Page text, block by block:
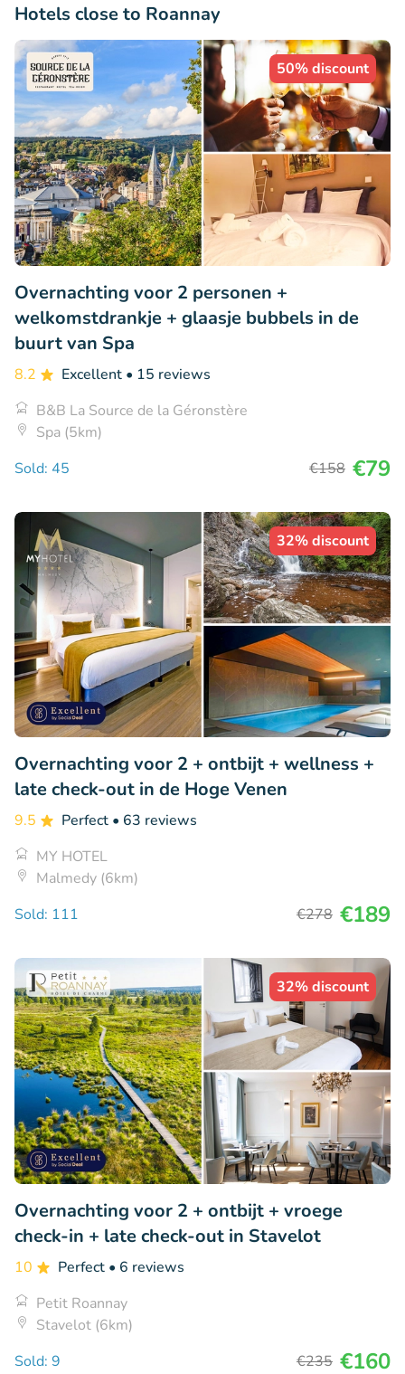
Hotels close to Roannay
50% discount
Overnachting voor 2 personen +
welkomstdrankje + glaasje bubbels in de
buurt van Spa
8.2 Excellent • 15 reviews
B&B La Source de la Géronstère
Spa (5km)
Sold: 45
€158 €79
32% discount
Overnachting voor 2 + ontbijt + wellness +
late check-out in de Hoge Venen
9.5 Perfect • 63 reviews
MY HOTEL
Malmedy (6km)
Sold: 111
€278 €189
32% discount
Overnachting voor 2 + ontbijt + vroege
check-in + late check-out in Stavelot
10 Perfect • 6 reviews
Petit Roannay
Stavelot (6km)
Sold: 9
€235 €160